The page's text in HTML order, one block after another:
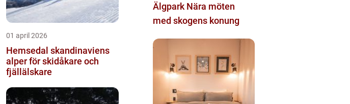
01 april 2026
Hemsedal skandinaviens
alper för skidåkare och
fjällälskare
Älgpark Nära möten
med skogens konung